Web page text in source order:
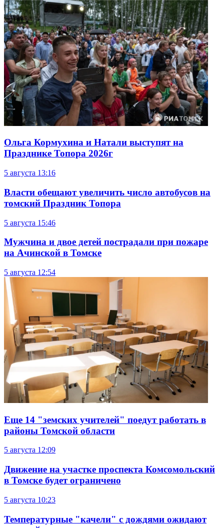
Ольга Кормухина и Натали выступят на
Празднике Топора 2026г
5 августа 13:16
Власти обещают увеличить число автобусов на
томский Праздник Топора
5 августа 15:46
Мужчина и двое детей пострадали при пожаре
на Ачинской в Томске
5 августа 12:54
Еще 14 "земских учителей" поедут работать в
районы Томской области
5 августа 12:09
Движение на участке проспекта Комсомольский
в Томске будет ограничено
5 августа 10:23
Температурные "качели" с дождями ожидают